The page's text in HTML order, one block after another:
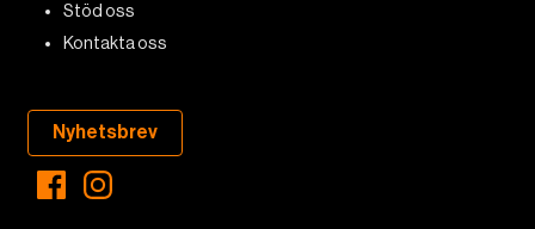
Stöd oss
Kontakta oss
Nyhetsbrev